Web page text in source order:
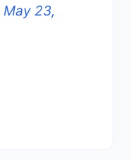
May 23,